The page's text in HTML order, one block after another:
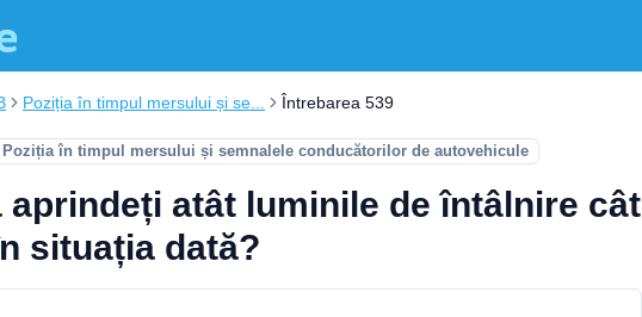
Poziția în timpul mersului și se... Întrebarea 539
Poziția în timpul mersului și semnalele conducătorilor de autovehicule
aprindeți atât luminile de întâlnire cât
situația dată?